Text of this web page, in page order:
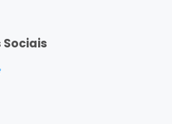
Sociais